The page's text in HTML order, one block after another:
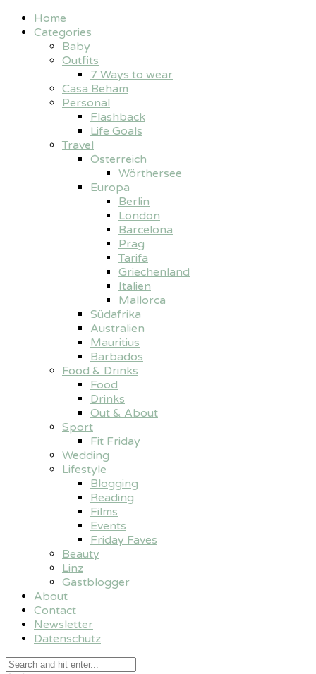
Home
Categories
Baby
Outfits
7 Ways to wear
Casa Beham
Personal
Flashback
Life Goals
Travel
Österreich
Wörthersee
Europa
Berlin
London
Barcelona
Prag
Tarifa
Griechenland
Italien
Mallorca
Südafrika
Australien
Mauritius
Barbados
Food & Drinks
Food
Drinks
Out & About
Sport
Fit Friday
Wedding
Lifestyle
Blogging
Reading
Films
Events
Friday Faves
Beauty
Linz
Gastblogger
About
Contact
Newsletter
Datenschutz